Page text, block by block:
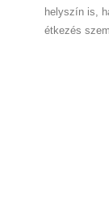
helyszín is,
étkezés